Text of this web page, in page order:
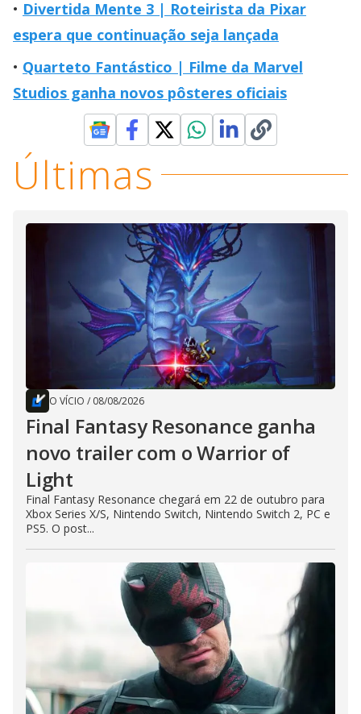
Divertida Mente 3 | Roteirista da Pixar
espera que continuação seja lançada
Quarteto Fantástico | Filme da Marvel
Studios ganha novos pôsteres oficiais
Últimas
O VÍCIO / 08/08/2026
Final Fantasy Resonance ganha
novo trailer com o Warrior of
Light
Final Fantasy Resonance chegará em 22 de outubro para
Xbox Series X/S, Nintendo Switch, Nintendo Switch 2, PC e
PS5. O post...